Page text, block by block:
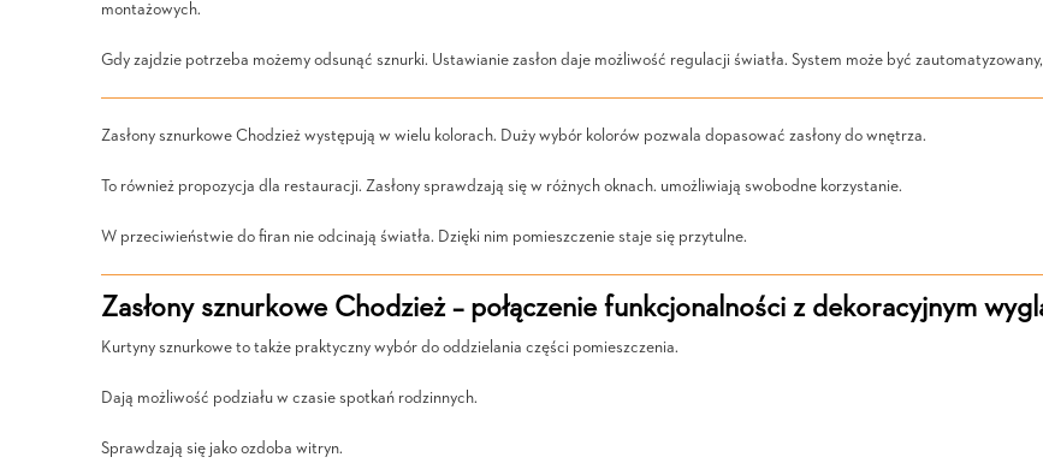
montażowych.
Gdy zajdzie potrzeba możemy odsunąć sznurki. Ustawianie zasłon daje możliwość regulacji światła. System może być
Zasłony sznurkowe Chodzież występują w wielu kolorach. Duży wybór kolorów pozwala dopasować zasłony do wnętrza.
To również propozycja dla restauracji. Zasłony sprawdzają się w różnych oknach. umożliwiają swobodne korzystanie.
W przeciwieństwie do firan nie odcinają światła. Dzięki nim pomieszczenie staje się przytulne.
Zasłony sznurkowe Chodzież – połączenie funkcjonalności z dekoracyjnym
Kurtyny sznurkowe to także praktyczny wybór do oddzielania części pomieszczenia.
Dają możliwość podziału w czasie spotkań rodzinnych.
Sprawdzają się jako ozdoba witryn.